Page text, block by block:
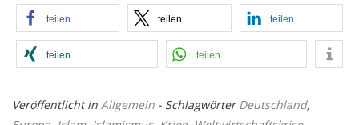
teilen teilen teilen
teilen teilen
Veröffentlicht in Allgemein - SchlagwörterDeutschland,